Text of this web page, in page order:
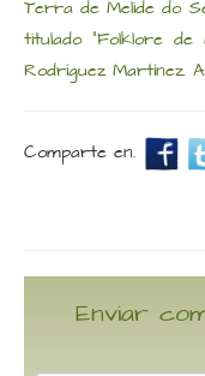
Terra de Melide do
titulado “Folklore
Rodríguez Martínez.
Comparte en.
Enviar